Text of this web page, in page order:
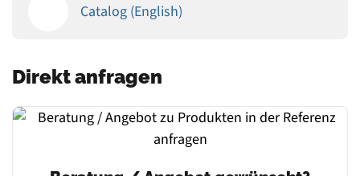
Catalog (English)
Direkt anfragen